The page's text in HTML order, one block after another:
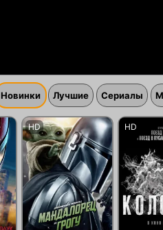
Новинки Лучшие Сериалы